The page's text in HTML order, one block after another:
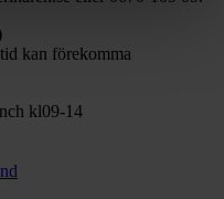
kan förekomma
kl09-14